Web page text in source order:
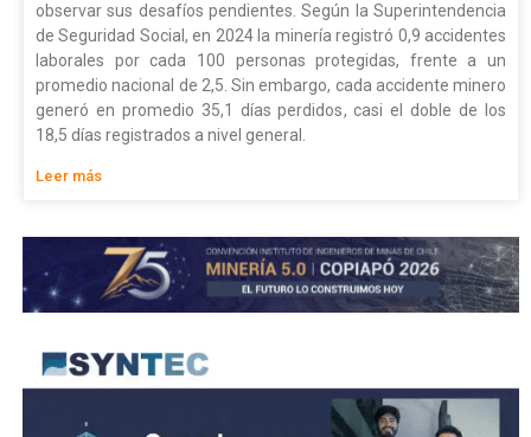
observar sus desafíos pendientes. Según la Superintendencia
de Seguridad Social, en 2024 la minería registró 0,9 accidentes
laborales por cada 100 personas protegidas, frente a un
promedio nacional de 2,5. Sin embargo, cada accidente minero
generó en promedio 35,1 días perdidos, casi el doble de los
18,5 días registrados a nivel general.
Leer más